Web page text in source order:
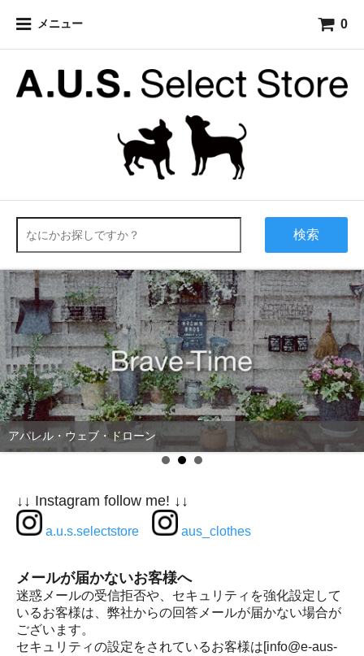
メニュー 0
検索
アパレル・ウェブ・ドローン
↓↓ Instagram follow me! ↓↓
a.u.s.selectstore aus_clothes
メールが届かないお客様へ
迷惑メールの受信拒否や、セキュリティを強化設定して
いるお客様は、弊社からの回答メールが届かない場合が
ございます。
セキュリティの設定をされているお客様は[info@e-aus-